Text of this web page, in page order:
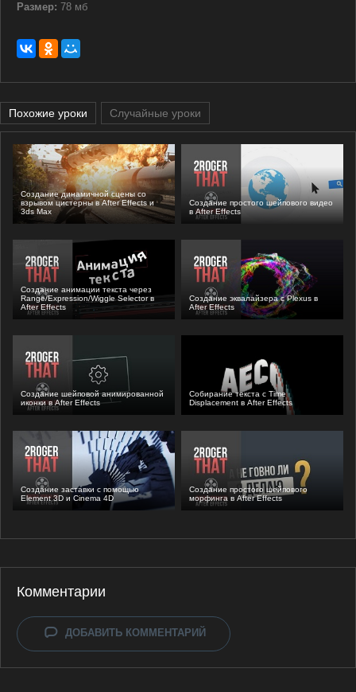
Размер: 78 мб
Похожие уроки Случайные уроки
Создание динамичной сцены со
взрывом цистерны в After Effects и
3ds Max
Создание простого шейпового видео
в After Effects
Создание анимации текста через
Range/Expression/Wiggle Selector в
After Effects
Создание эквалайзера с Plexus в
After Effects
Создание шейповой анимированной
иконки в After Effects
Собирание текста с Time
Displacement в After Effects
Создание заставки с помощью
Element 3D и Cinema 4D
Создание простого шейпового
морфинга в After Effects
Комментарии
ДОБАВИТЬ КОММЕНТАРИЙ